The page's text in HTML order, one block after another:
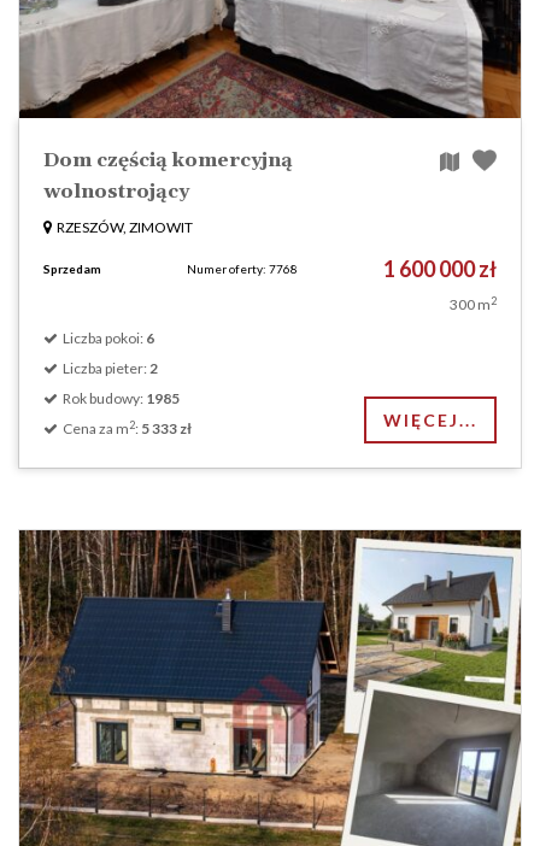
Dom częścią komercyjną
wolnostrojący
RZESZÓW, ZIMOWIT
Sprzedam Numer oferty: 7768 1 600 000 zł
300 m2
Liczba pokoi: 6
Liczba pieter:2
Rok budowy: 1985
Cena za m2: 5 333 zł WIĘCEJ...